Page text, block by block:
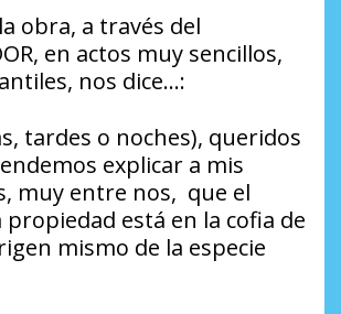
obra, a través del
en actos muy sencillos,
nos dice…:
tardes o noches), queridos
explicar a mis
muy entre nos, que el
está en la cofia de
mismo de la especie